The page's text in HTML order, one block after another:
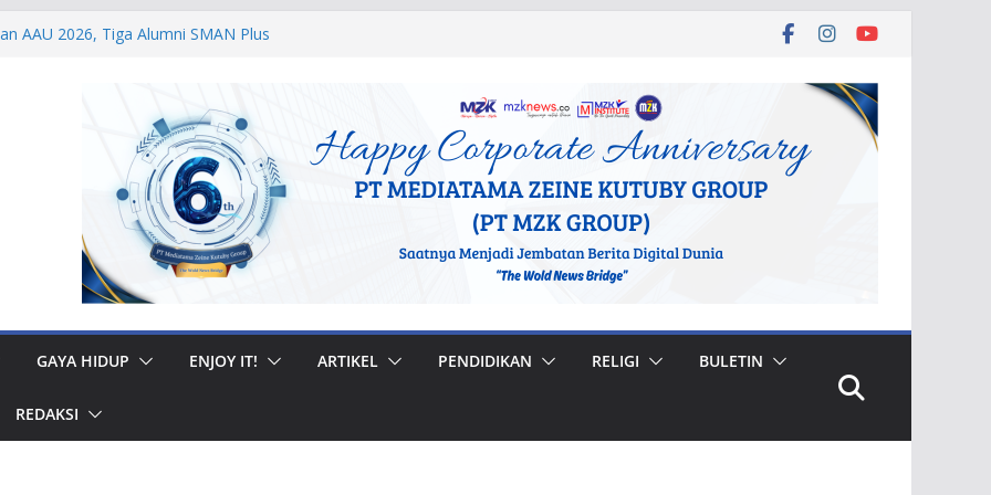
AAU 2026, Tiga Alumni SMAN Plus
Akpol Dampingi Siswa Sekolah
Bhakti 2026
Prajurit, Kodaeral V Hadiri Syukuran
Surabaya
Personel Lanud Sulaiman
World Boomerang Championship
GAYA HIDUP ENJOY IT! ARTIKEL PENDIDIKAN RELIGI BULETIN
REDAKSI